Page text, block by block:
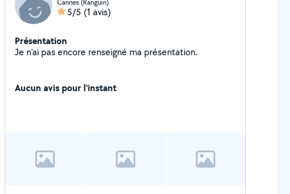
Cannes (Ranguin)
5/5 (1 avis)
Présentation
Je n'ai pas encore renseigné ma présentation.
Aucun avis pour l'instant